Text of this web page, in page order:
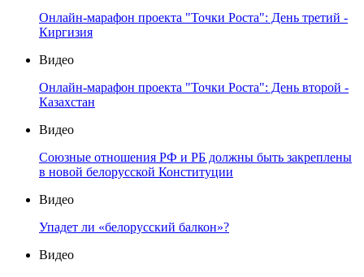
Онлайн-марафон проекта "Точки Роста": День третий -
Киргизия
Видео
Онлайн-марафон проекта "Точки Роста": День второй -
Казахстан
Видео
Союзные отношения РФ и РБ должны быть закреплены
в новой белорусской Конституции
Видео
Упадет ли «белорусский балкон»?
Видео